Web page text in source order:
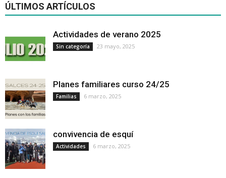
ÚLTIMOS ARTÍCULOS
Actividades de verano 2025
Sin categoría 23 mayo, 2025
Planes familiares curso 24/25
Familias 6 marzo, 2025
convivencia de esquí
Actividades 6 marzo, 2025